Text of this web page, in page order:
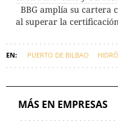
BBG amplía su cartera
al superar la certificación
PUERTO DE BILBAO
MÁS EN EMPRESAS